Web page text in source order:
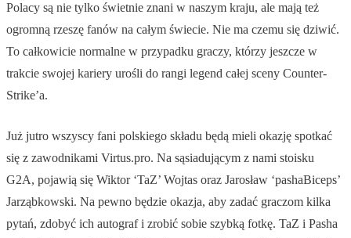
Polacy są nie tylko świetnie znani w naszym kraju, ale mają też
ogromną rzeszę fanów na całym świecie. Nie ma czemu się dziwić.
To całkowicie normalne w przypadku graczy, którzy jeszcze w
trakcie swojej kariery urośli do rangi legend całej sceny Counter-
Strike’a.
Już jutro wszyscy fani polskiego składu będą mieli okazję spotkać
się z zawodnikami Virtus.pro. Na sąsiadującym z nami stoisku
G2A, pojawią się Wiktor ‘TaZ’ Wojtas oraz Jarosław ‘pashaBiceps’
Jarząbkowski. Na pewno będzie okazja, aby zadać graczom kilka
pytań, zdobyć ich autograf i zrobić sobie szybką fotkę. TaZ i Pasha